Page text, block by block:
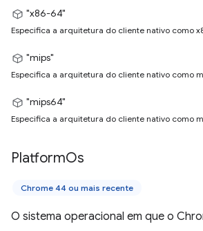
"x86-64"
Especifica a arquitetura do cliente nativo como
"mips"
Especifica a arquitetura do cliente nativo como
"mips64"
Especifica a arquitetura do cliente nativo como
PlatformOs
Chrome 44 ou mais recente
O sistema operacional em que o